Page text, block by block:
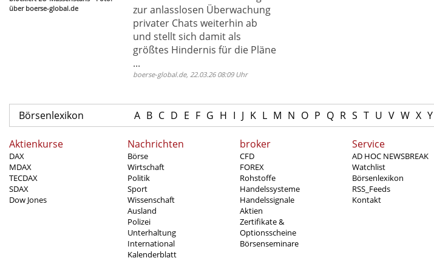
über boerse-global.de
zur anlasslosen Überwachung
privater Chats weiterhin ab
und stellt sich damit als
größtes Hindernis für die Pläne
...
boerse-global.de, 22.03.26 08:09 Uhr
Börsenlexikon A B C D E F G H I J K L M N O P Q R S T U V W X Y
Aktienkurse
DAX
MDAX
TECDAX
SDAX
Dow Jones
Nachrichten
Börse
Wirtschaft
Politik
Sport
Wissenschaft
Ausland
Polizei
Unterhaltung
International
Kalenderblatt
broker
CFD
FOREX
Rohstoffe
Handelssysteme
Handelssignale
Aktien
Zertifikate &
Optionsscheine
Börsenseminare
Service
AD HOC NEWSBREAK
Watchlist
Börsenlexikon
RSS_Feeds
Kontakt